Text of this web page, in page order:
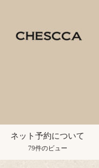
ネット予約について
79件のビュー